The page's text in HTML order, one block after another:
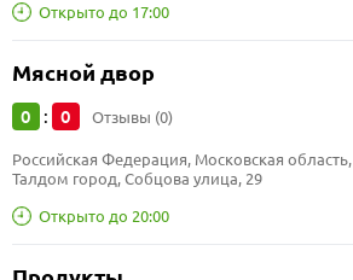
Открыто до 17:00
Мясной двор
0 : 0 Отзывы (0)
Открыто до 20:00
Российская Федерация, Московская область,
Талдом город, Собцова улица, 29